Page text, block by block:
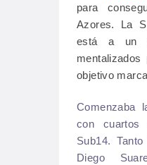
para
Azores. La
está a un
objetivo
Comenzaba
con
Sub14.
Diego